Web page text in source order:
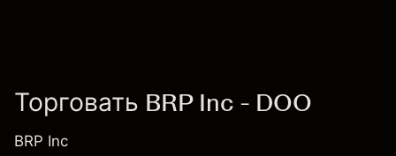
Торговать BRP Inc - DOO
BRP Inc